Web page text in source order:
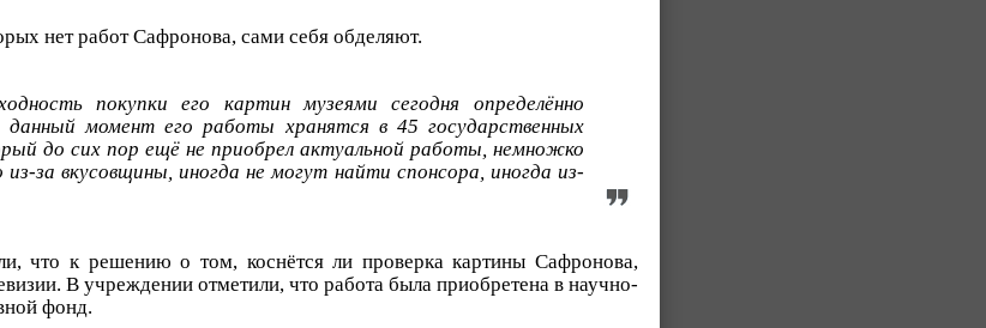
нет работ Сафронова, сами себя обделяют.
покупки его картин музеями сегодня определённо
данный момент его работы хранятся в 45 государственных
до сих пор ещё не приобрел актуальной работы, немножко
за вкусовщины, иногда не могут найти спонсора, иногда из-
что к решению о том, коснётся ли проверка картины Сафронова,
В учреждении отметили, что работа была приобретена в научно-
фонд.